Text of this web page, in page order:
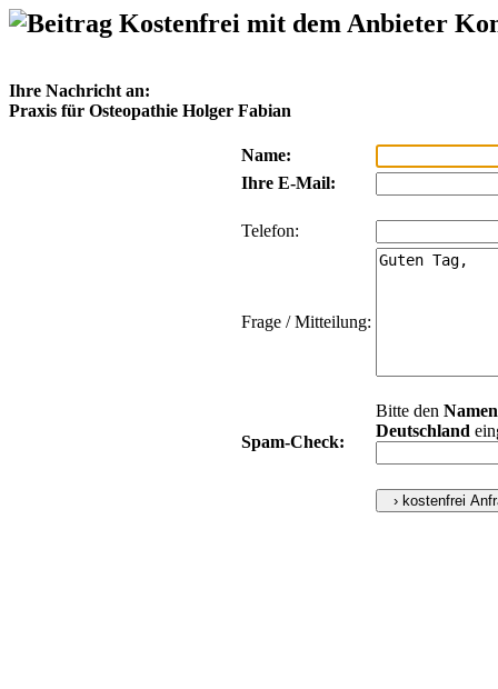
Kostenfrei mit dem Anbieter
Ihre Nachricht an:
Praxis für Osteopathie Holger Fabian
Name:
Ihre E-Mail:
Telefon:
Frage / Mitteilung:
Spam-Check:
Bitte den Namen
Deutschland